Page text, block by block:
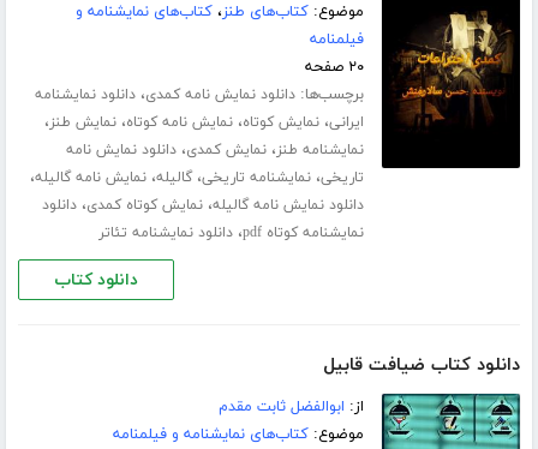
موضوع:کتاب‌های طنز،کتاب‌های نمایشنامه و
فیلمنامه
۲۰ صفحه
برچسب‌ها:دانلود نمایش نامه کمدی،دانلود نمایشنامه
ایرانی،نمایش کوتاه،نمایش نامه کوتاه،نمایش طنز،
نمایشنامه طنز،نمایش کمدی،دانلود نمایش نامه
تاریخی،نمایشنامه تاریخی،گالیله،نمایش نامه گالیله،
دانلود نمایش نامه گالیله،نمایش کوتاه کمدی،دانلود
نمایشنامه کوتاه pdf
،دانلود نمایشنامه تئاتر
دانلود کتاب
دانلود کتاب ضیافت قابیل
از: ابوالفضل ثابت مقدم
موضوع:کتاب‌های نمایشنامه و فیلمنامه